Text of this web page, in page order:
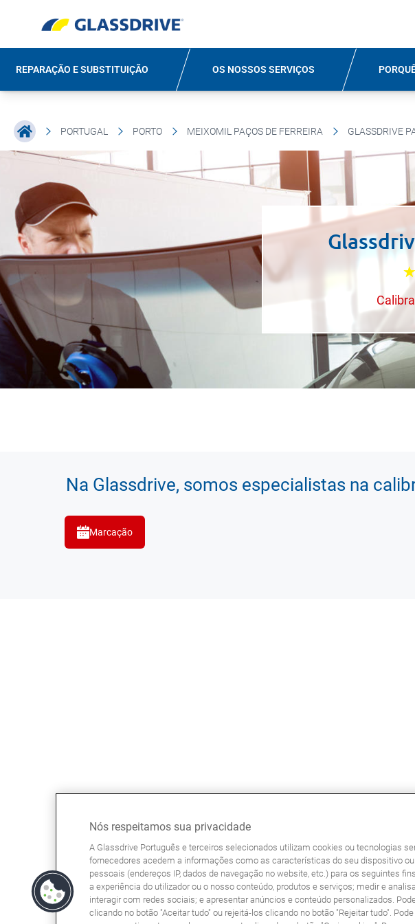
REPARAÇÃO E SUBSTITUIÇÃO OS NOSSOS SERVIÇOS
PORTUGAL PORTO MEIXOMIL PAÇOS DE FERREIRA GLASSDRIVE
Na Glassdrive, somos especialistas na
Marcação
Nós respeitamos sua privacidade
A Glassdrive Português e terceiros selecionados utilizam cookies ou tecnologias
fornecedores acedem a informações como as características do seu dispositivo
pessoais (endereços IP, dados de navegação no website, etc.) para os seguintes
a experiência do utilizador ou o nosso conteúdo, produtos e serviços; medir e
interagir com redes sociais; e apresentar anúncios e conteúdo personalizados.
clicando no botão "Aceitar tudo" ou rejeitá-los clicando no botão "Rejeitar tudo".